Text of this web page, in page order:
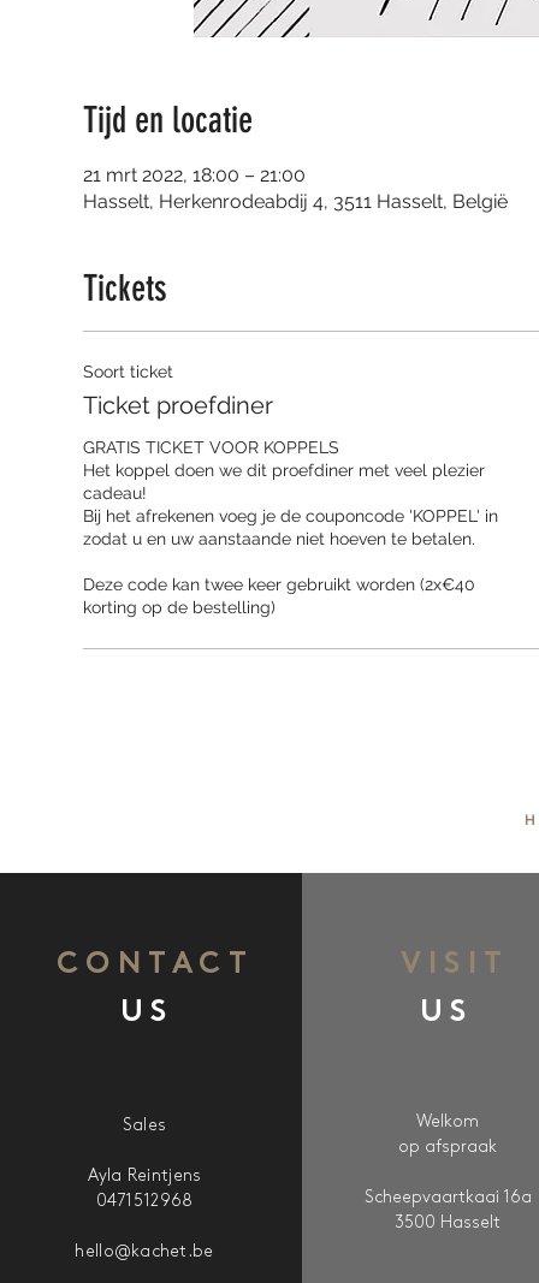
Tijd en locatie
21 mrt 2022, 18:00 – 21:00
Hasselt, Herkenrodeabdij 4, 3511 Hasselt, België
Tickets
Soort ticket
Ticket proefdiner
GRATIS TICKET VOOR KOPPELS
Het koppel doen we dit proefdiner met veel plezier
cadeau!
Bij het afrekenen voeg je de couponcode 'KOPPEL' in
zodat u en uw aanstaande niet hoeven te betalen.
Deze code kan twee keer gebruikt worden (2x€40
korting op de bestelling)
H
CONTACT
US
Sales
Ayla Reintjens
0471512968
hello@kachet.be
VISIT
US
Welkom
op afspraak
Scheepvaartkaai 16a
3500 Hasselt